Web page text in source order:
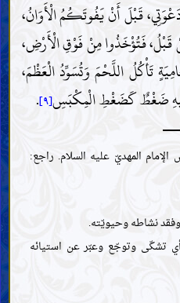
قَبْلَ أَنْ يَفُوتَكُمُ الْأَوَانُ،
فَتُؤْخَذُوا مِنْ فَوْقِ الْأَرْضِ،
تَأْكُلُ اللَّحْمَ وَتُسَوِّدُ الْعَظْمَ،
ضَغْطٌ كَضَغْطِ الْمِكْبَسِ[٩] .
المهديّ عليه السلام. راجع:
نشاطه وحيويّته.
تشكّى وتوجّع وعبّر عن استيائه